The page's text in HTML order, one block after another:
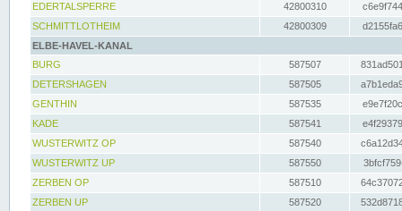
EDERTALSPERRE
42800310
SCHMITTLOTHEIM
42800309
ELBE-HAVEL-KANAL
BURG
587507
DETERSHAGEN
587505
GENTHIN
587535
KADE
587541
WUSTERWITZ OP
587540
WUSTERWITZ UP
587550
ZERBEN OP
587510
ZERBEN UP
587520